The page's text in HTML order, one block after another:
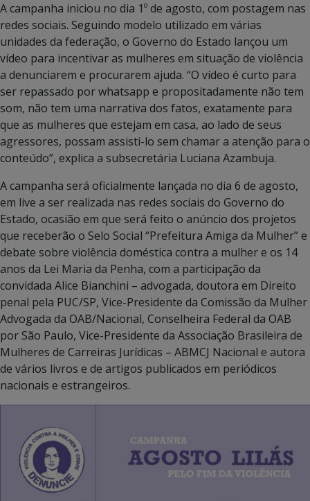
A campanha iniciou no dia 1º de agosto, com postagem nas
redes sociais. Seguindo modelo utilizado em várias
unidades da federação, o Governo do Estado lançou um
vídeo para incentivar as mulheres em situação de violência
a denunciarem e procurarem ajuda. “O vídeo é curto para
ser repassado por whatsapp e propositadamente não tem
som, não tem uma narrativa dos fatos, exatamente para
que as mulheres que estejam em casa, ao lado de seus
agressores, possam assisti-lo sem chamar a atenção para o
conteúdo”, explica a subsecretária Luciana Azambuja.
A campanha será oficialmente lançada no dia 6 de agosto,
em live a ser realizada nas redes sociais do Governo do
Estado, ocasião em que será feito o anúncio dos projetos
que receberão o Selo Social “Prefeitura Amiga da Mulher” e
debate sobre violência doméstica contra a mulher e os 14
anos da Lei Maria da Penha, com a participação da
convidada Alice Bianchini – advogada, doutora em Direito
penal pela PUC/SP, Vice-Presidente da Comissão da Mulher
Advogada da OAB/Nacional, Conselheira Federal da OAB
por São Paulo, Vice-Presidente da Associação Brasileira de
Mulheres de Carreiras Jurídicas – ABMCJ Nacional e autora
de vários livros e de artigos publicados em periódicos
nacionais e estrangeiros.